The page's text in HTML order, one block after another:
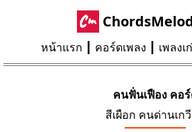
หน้าแรก คอร์ดเพลง เพลงเ
คนฟั่นเฟือง คอ
สีเผือก คนด่านเก